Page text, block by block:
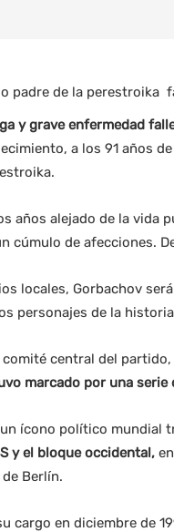
padre de la perestroika
y grave enfermedad
a los 91 años
años alejado de la
cúmulo de afecciones.
locales, Gorbachov
personajes de la
comité central del partido,
marcado por una
ícono político mundial
y el bloque occidental,
Berlín.
cargo en diciembre de